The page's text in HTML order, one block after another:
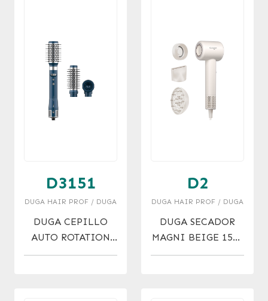
D3151
DUGA HAIR PROF / DUGA
DUGA CEPILLO
AUTO ROTATION
HAIR KIT X 3
D2
DUGA HAIR PROF / DUGA
DUGA SECADOR
MAGNI BEIGE 1500
W